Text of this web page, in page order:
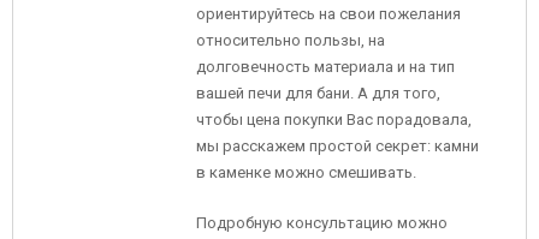
ориентируйтесь на свои пожелания
относительно пользы, на
долговечность материала и на тип
вашей печи для бани. А для того,
чтобы цена покупки Вас порадовала,
мы расскажем простой секрет: камни
в каменке можно смешивать.
Подробную консультацию можно